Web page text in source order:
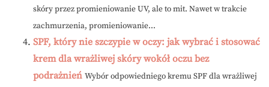
skóry przez promieniowanie UV, ale to mit. Nawet w trakcie
zachmurzenia, promieniowanie...
SPF, który nie szczypie w oczy: jak wybrać i stosować
krem dla wrażliwej skóry wokół oczu bez
podrażnień Wybór odpowiedniego kremu SPF dla wrażliwej